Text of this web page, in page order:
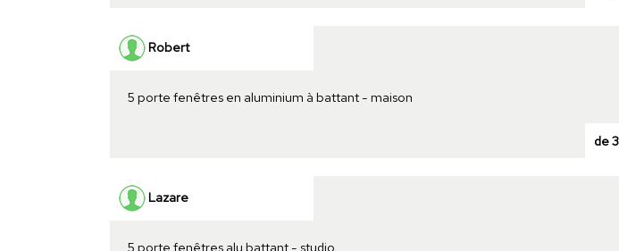
Robert
5 porte fenêtres en aluminium à battant - maison
de
Lazare
5 porte fenêtres alu battant - studio